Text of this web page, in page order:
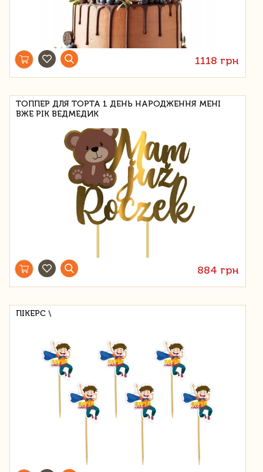
1118 грн
ТОППЕР ДЛЯ ТОРТА 1 ДЕНЬ НАРОДЖЕННЯ МЕНІ
ВЖЕ РІК ВЕДМЕДИК
884 грн
ПІКЕРС \